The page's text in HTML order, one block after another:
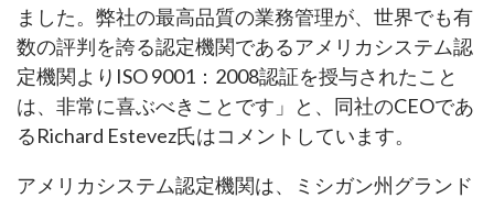
ました。弊社の最高品質の業務管理が、世界でも有
数の評判を誇る認定機関であるアメリカシステム認
定機関よりISO 9001：2008認証を授与されたこと
は、非常に喜ぶべきことです」と、同社のCEOであ
るRichard Estevez氏はコメントしています。
アメリカシステム認定機関は、ミシガン州グランド